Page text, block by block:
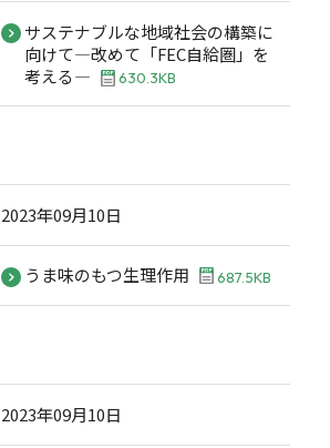
サステナブルな地域社会の構築に
向けて―改めて「FEC自給圏」を
考える―
630.3KB
2023年09月10日
うま味のもつ生理作用 687.5KB
2023年09月10日